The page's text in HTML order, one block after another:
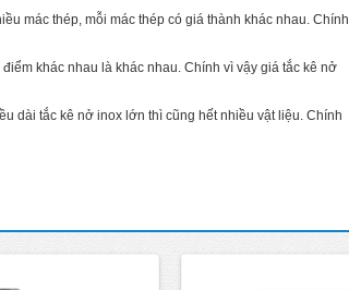
mác thép, mỗi mác thép có giá thành khác nhau. Chính
khác nhau là khác nhau. Chính vì vậy giá tắc kê nở
dài tắc kê nở inox lớn thì cũng hết nhiều vật liệu. Chính